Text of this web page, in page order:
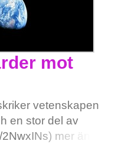
mot
vetenskapen
en stor del av
mer än